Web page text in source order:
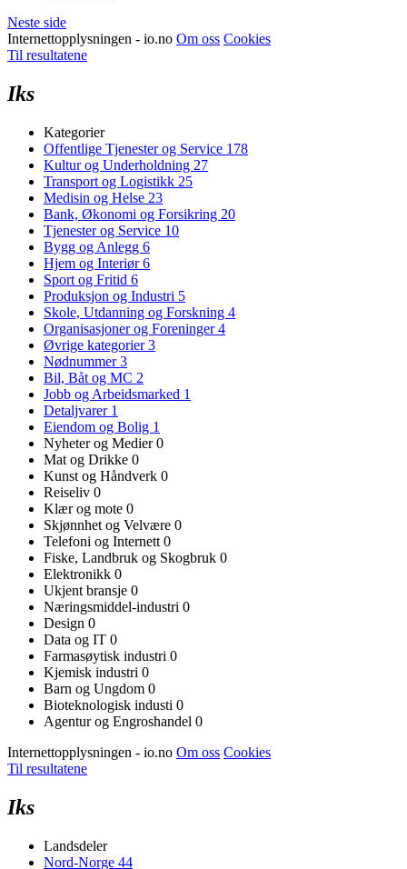
Neste side
Internettopplysningen - io.no Om oss Cookies
Til resultatene
Iks
Kategorier
Offentlige Tjenester og Service 178
Kultur og Underholdning 27
Transport og Logistikk 25
Medisin og Helse 23
Bank, Økonomi og Forsikring 20
Tjenester og Service 10
Bygg og Anlegg 6
Hjem og Interiør6
Sport og Fritid 6
Produksjon og Industri 5
Skole, Utdanning og Forskning 4
Organisasjoner og Foreninger4
Øvrige kategorier3
Nødnummer3
Bil, Båt og MC 2
Jobb og Arbeidsmarked 1
Detaljvarer 1
Eiendom og Bolig 1
Nyheter og Medier0
Mat og Drikke 0
Kunst og Håndverk 0
Reiseliv 0
Klær og mote 0
Skjønnhet og Velvære 0
Telefoni og Internett 0
Fiske, Landbruk og Skogbruk 0
Elektronikk 0
Ukjent bransje 0
Næringsmiddel-industri 0
Design 0
Data og IT 0
Farmasøytisk industri 0
Kjemisk industri 0
Barn og Ungdom 0
Bioteknologisk industi 0
Agentur og Engroshandel 0
Internettopplysningen - io.no Om oss Cookies
Til resultatene
Iks
Landsdeler
Nord-Norge 44